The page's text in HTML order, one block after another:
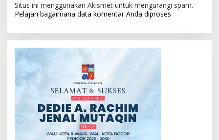
Situs ini menggunakan Akismet untuk mengurangi spam.
Pelajari bagaimana data komentar Anda diproses